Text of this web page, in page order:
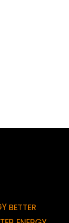
BETTER